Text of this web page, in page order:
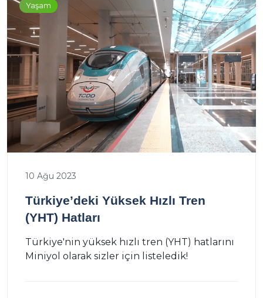
Yaşam
10 Ağu 2023
Türkiye’deki Yüksek Hızlı Tren
(YHT) Hatları
Türkiye'nin yüksek hızlı tren (YHT) hatlarını
Miniyol olarak sizler için listeledik!